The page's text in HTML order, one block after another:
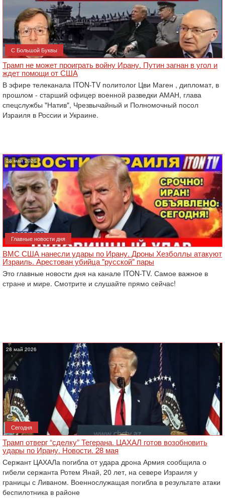
С Большой Буквы
Трамп не может проиграть войну Ирану. Путин загнан в угол и
ждет помощи от США
В эфире телеканала ITON-TV политолог Цви Маген , дипломат, в
прошлом - старший офицер военной разведки АМАН, глава
спецслужбы "Натив", ‎Чрезвычайный и Полномочный посол
Израиля в России и Украине.
28 май 2026
Главные новости дня
ВМС США нанесли удары по Ирану. Дроны Хезболлы атакуют
Израиль. Арестован убийца "русской" пары
Это главные новости дня на канале ITON-TV. Самое важное в
стране и мире. Смотрите и слушайте прямо сейчас!
28 май 2026
Сегодня
Трамп отверг “сделку” Тегерана. ЦАХАЛ готов возобновить
удары по Ирану. Новости. 28 мая
Сержант ЦАХАЛа погибла от удара дрона Армия сообщила о
гибели сержанта Ротем Янай, 20 лет, на севере Израиля у
границы с Ливаном. Военнослужащая погибла в результате атаки
беспилотника в районе